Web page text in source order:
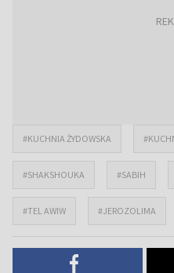
#KUCHNIA ŻYDOWSKA
#SHAKSHOUKA #SABIH
#TEL AWIW #JEROZOLIMA